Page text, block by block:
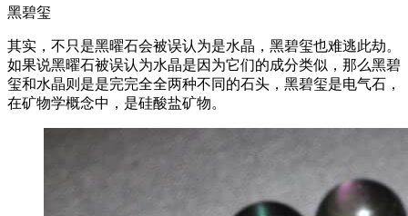
黑碧玺
其实，不只是黑曜石会被误认为是水晶，黑碧玺也难逃此劫。
如果说黑曜石被误认为水晶是因为它们的成分类似，那么黑碧
玺和水晶则是是完完全全两种不同的石头，黑碧玺是电气石，
在矿物学概念中，是硅酸盐矿物。